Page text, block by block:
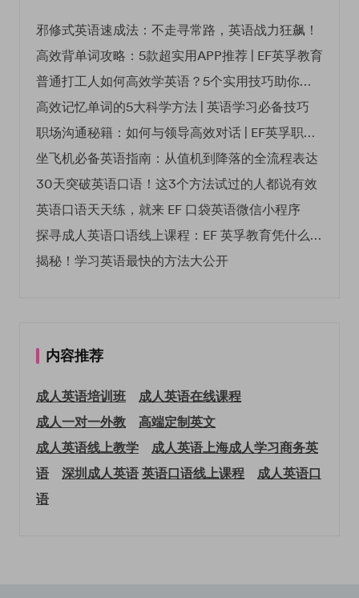
邪修式英语速成法：不走寻常路，英语战力狂飙！
高效背单词攻略：5款超实用APP推荐 | EF英孚教育
普通打工人如何高效学英语？5个实用技巧助你突破职场瓶颈
高效记忆单词的5大科学方法 | 英语学习必备技巧
职场沟通秘籍：如何与领导高效对话 | EF英孚职场指南
坐飞机必备英语指南：从值机到降落的全流程表达
30天突破英语口语！这3个方法试过的人都说有效
英语口语天天练，就来 EF 口袋英语微信小程序
探寻成人英语口语线上课程：EF 英孚教育凭什么领航
揭秘！学习英语最快的方法大公开
内容推荐
成人英语培训班
成人英语在线课程
成人一对一外教
高端定制英文
成人英语线上教学
成人英语上海成人学习商务英
语
深圳成人英语英语口语线上课程
成人英语口
语